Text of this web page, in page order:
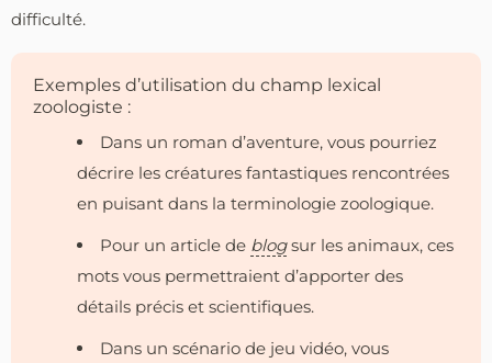
difficulté.
Exemples d’utilisation du champ lexical
zoologiste :
Dans un roman d’aventure, vous pourriez
décrire les créatures fantastiques rencontrées
en puisant dans la terminologie zoologique.
Pour un article de blogsur les animaux, ces
mots vous permettraient d’apporter des
détails précis et scientifiques.
Dans un scénario de jeu vidéo, vous